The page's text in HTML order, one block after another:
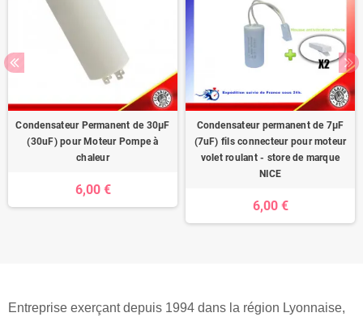
Condensateur Permanent de 30μF
(30uF) pour Moteur Pompe à
chaleur
6,00 €
Condensateur permanent de 7μF
(7uF) fils connecteur pour moteur
volet roulant - store de marque
NICE
6,00 €
Entreprise exerçant depuis 1994 dans la région Lyonnaise,